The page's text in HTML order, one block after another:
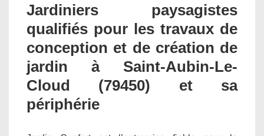
Jardiniers paysagistes
qualifiés pour les travaux de
conception et de création de
jardin à Saint-Aubin-Le-
Cloud (79450) et sa
périphérie